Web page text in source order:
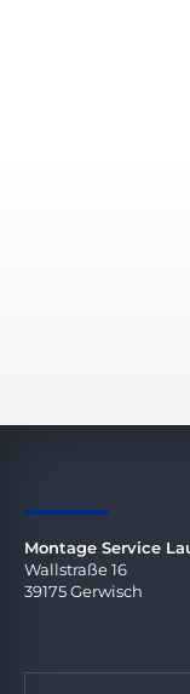
Montage Service
Wallstraße 16
39175 Gerwisch